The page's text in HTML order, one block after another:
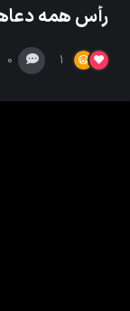
رأس همه
1
0